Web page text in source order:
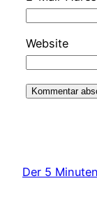
Website
Der 5